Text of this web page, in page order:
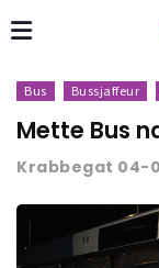
Bus Bussjaffeur
Mette Bus
Krabbegat 04-